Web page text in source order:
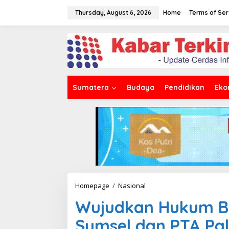
Thursday, August 6, 2026 Home Terms of
Sumatera Budaya Pendidikan
Homepage / Nasional
j
u
d
Wujudkan Hukum